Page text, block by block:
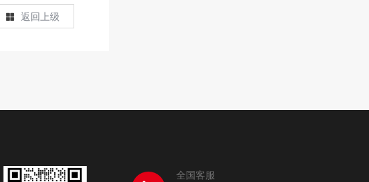
返回上级
全国客服